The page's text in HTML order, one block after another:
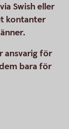
Swish eller
kontanter
ansvarig för
bara för